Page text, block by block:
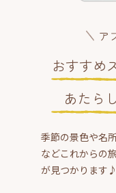
ア
おすすめ
あたら
季節の景色や名
などこれからの
が見つかります♪